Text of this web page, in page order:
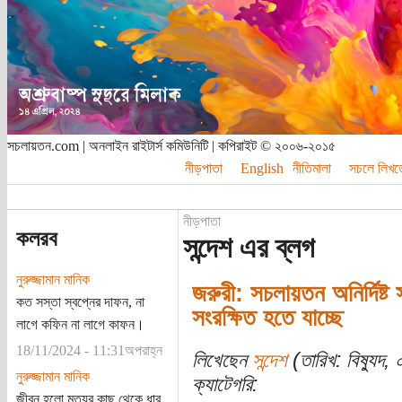
সচলায়তন.com | অনলাইন রাইটার্স কমিউনিটি | কপিরাইট © ২০০৬-২০১৫
নীড়পাতা
English নীতিমালা সচলে
কলরব
নুরুজ্জামান মানিক
কত সস্তা স্বপ্নের দাফন, না
লাগে কফিন না লাগে কাফন।
18/11/2024 - 11:31অপরাহ্ন
নুরুজ্জামান মানিক
জীবন হলো মৃত্যুর কাছ থেকে ধার
নীড়পাতা
সন্দেশ এর ব্লগ
জরুরী: সচলায়তন
সংরক্ষিত হতে যাচ্ছে
লিখেছেন সন্দেশ(তারিখ: বিষ্যুদ,
ক্যাটেগরি: